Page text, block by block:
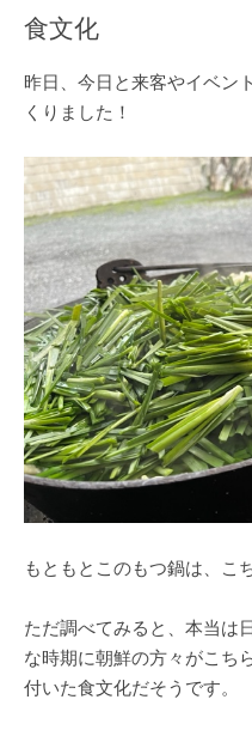
食文化
昨日、今日と来客やイベン
くりました！
もともとこのもつ鍋は、こ
ただ調べてみると、本当は
な時期に朝鮮の方々がこち
付いた食文化だそうです。